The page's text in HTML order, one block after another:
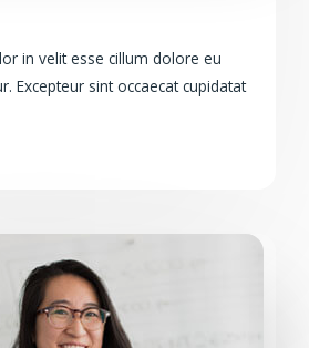
in velit esse cillum dolore eu
Excepteur sint occaecat cupidatat